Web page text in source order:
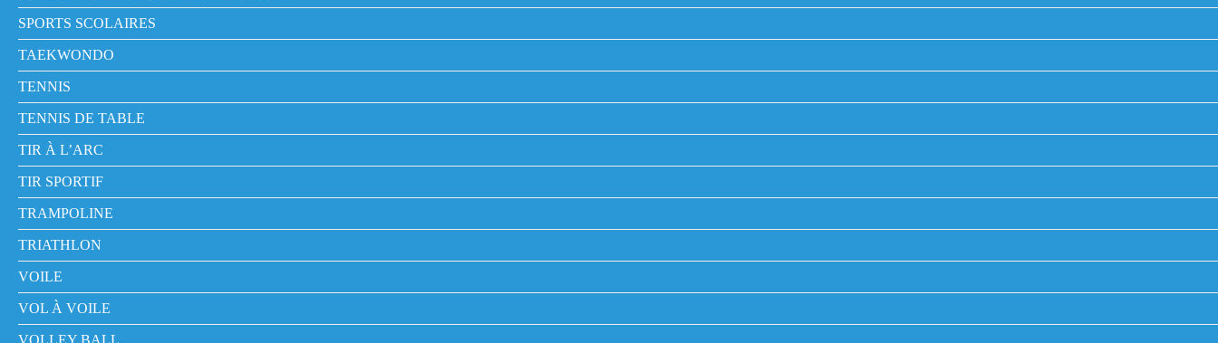
SPORTS SCOLAIRES
TAEKWONDO
TENNIS
TENNIS DE TABLE
TIR À L’ARC
TIR SPORTIF
TRAMPOLINE
TRIATHLON
VOILE
VOL À VOILE
VOLLEY BALL